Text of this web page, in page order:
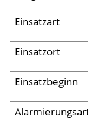
Einsätze
Archiv 2025
Archiv 2024
Archiv 2023
Archiv 2022
Einsatzart
Einsatzort
Einsatzbeginn